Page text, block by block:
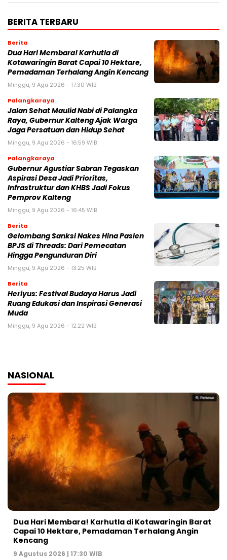
BERITA TERBARU
Berita
Dua Hari Membara! Karhutla di
Kotawaringin Barat Capai 10 Hektare,
Pemadaman Terhalang Angin Kencang
Minggu, 9 Agu 2026 - 17:30 WIB
Palangkaraya
Jalan Sehat Maulid Nabi di Palangka
Raya, Gubernur Kalteng Ajak Warga
Jaga Persatuan dan Hidup Sehat
Minggu, 9 Agu 2026 - 16:59 WIB
Palangkaraya
Gubernur Agustiar Sabran Tegaskan
Aspirasi Desa Jadi Prioritas,
Infrastruktur dan KHBS Jadi Fokus
Pemprov Kalteng
Minggu, 9 Agu 2026 - 16:45 WIB
Berita
Gelombang Sanksi Nakes Hina Pasien
BPJS di Threads: Dari Pemecatan
Hingga Pengunduran Diri
Minggu, 9 Agu 2026 - 13:25 WIB
Berita
Heriyus: Festival Budaya Harus Jadi
Ruang Edukasi dan Inspirasi Generasi
Muda
Minggu, 9 Agu 2026 - 12:22 WIB
NASIONAL
Dua Hari Membara! Karhutla di Kotawaringin Barat
Capai 10 Hektare, Pemadaman Terhalang Angin
Kencang
9 Agustus 2026 | 17:30 WIB